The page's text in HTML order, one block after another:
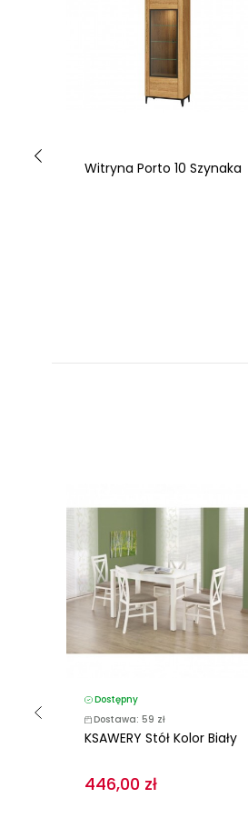
Witryna Porto 10 Szynaka
Dostępny
Dostawa: 59 zł
KSAWERY Stół Kolor Biały
446,00 zł